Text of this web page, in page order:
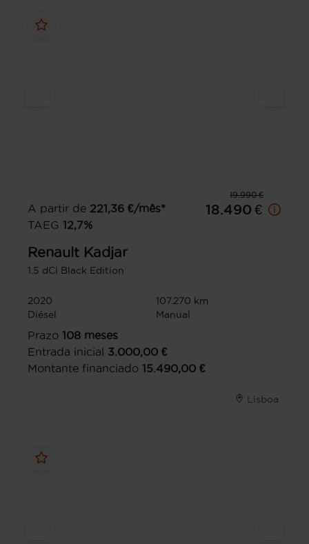
19.990 €
A partir de 221,36 €/mês*
TAEG 12,7%
18.490 €
Renault Kadjar
1.5 dCi Black Edition
2020
107.270 km
Diésel
Manual
Prazo 108 meses
Entrada inicial 3.000,00 €
Montante financiado 15.490,00 €
Lisboa